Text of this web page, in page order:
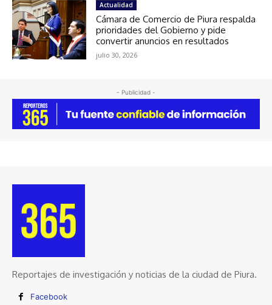
Actualidad
Cámara de Comercio de Piura respalda
prioridades del Gobierno y pide
convertir anuncios en resultados
julio 30, 2026
- Publicidad -
Reportajes de investigación y noticias de la ciudad de Piura.
Facebook